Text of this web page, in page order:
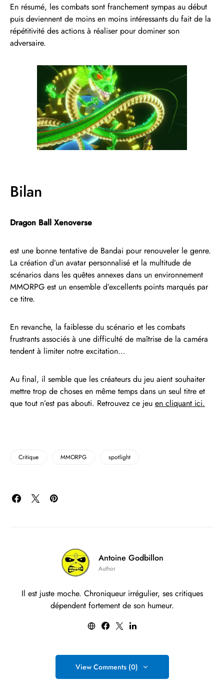
En résumé, les combats sont franchement sympas au début
puis deviennent de moins en moins intéressants du fait de la
répétitivité des actions à réaliser pour dominer son
adversaire.
Bilan
Dragon Ball Xenoverse
est une bonne tentative de Bandai pour renouveler le genre.
La création d’un avatar personnalisé et la multitude de
scénarios dans les quêtes annexes dans un environnement
MMORPG est un ensemble d’excellents points marqués par
ce titre.
En revanche, la faiblesse du scénario et les combats
frustrants associés à une difficulté de maîtrise de la caméra
tendent à limiter notre excitation…
Au final, il semble que les créateurs du jeu aient souhaiter
mettre trop de choses en même temps dans un seul titre et
que tout n’est pas abouti. Retrouvez ce jeu en cliquant ici.
Critique MMORPG spotlight
Antoine Godbillon
Author
Il est juste moche. Chroniqueur irrégulier, ses critiques
dépendent fortement de son humeur.
View Comments (0)